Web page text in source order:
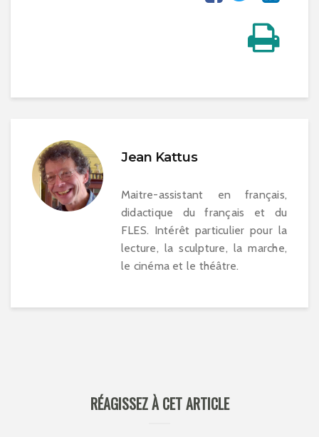
Jean Kattus
Maitre-assistant en français,
didactique du français et du
FLES. Intérêt particulier pour la
lecture, la sculpture, la marche,
le cinéma et le théâtre.
RÉAGISSEZ À CET ARTICLE